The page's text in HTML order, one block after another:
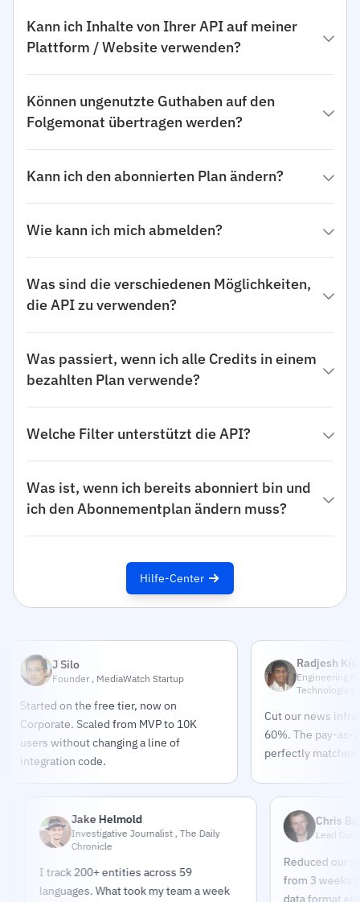
Kann ich Inhalte von Ihrer API auf meiner
Plattform / Website verwenden?
Können ungenutzte Guthaben auf den
Folgemonat übertragen werden?
Kann ich den abonnierten Plan ändern?
Wie kann ich mich abmelden?
Was sind die verschiedenen Möglichkeiten,
die API zu verwenden?
Was passiert, wenn ich alle Credits in einem
bezahlten Plan verwende?
Welche Filter unterstützt die API?
Was ist, wenn ich bereits abonniert bin und
ich den Abonnementplan ändern muss?
Hilfe-Center
J Silo
Founder , MediaWatch Startup
Started on the free tier, now on
Corporate. Scaled from MVP to 10K
users without changing a line of
integration code.
Radjesh
Engineering
Technologies
Cut our news
60%. The pay-as-
perfectly matches
Jake Helmold
Investigative Journalist , The Daily
Chronicle
I track 200+ entities across 59
languages. What took my team a week
Chris Bates
Lead Data
Reduced our news
from 3 weeks to 2
data format